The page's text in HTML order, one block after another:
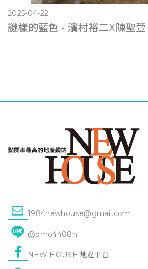
2025-04-22
謎樣的藍色 - 濱村裕二X陳聖萱
1984newhouse@gmail.com
@dmo4408n
NEW HOUSE 地產平台